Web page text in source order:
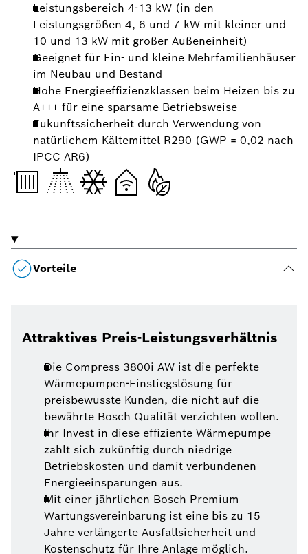
Leistungsbereich 4-13 kW (in den
Leistungsgrößen 4, 6 und 7 kW mit kleiner und
10 und 13 kW mit großer Außeneinheit)
Geeignet für Ein- und kleine Mehrfamilienhäuser
im Neubau und Bestand
Hohe Energieeffizienzklassen beim Heizen bis zu
A+++ für eine sparsame Betriebsweise
Zukunftssicherheit durch Verwendung von
natürlichem Kältemittel R290 (GWP = 0,02 nach
IPCC AR6)
Vorteile
Attraktives Preis-Leistungsverhältnis
Die Compress 3800i AW ist die perfekte
Wärmepumpen-Einstiegslösung für
preisbewusste Kunden, die nicht auf die
bewährte Bosch Qualität verzichten wollen.
Ihr Invest in diese effiziente Wärmepumpe
zahlt sich zukünftig durch niedrige
Betriebskosten und damit verbundenen
Energieeinsparungen aus.
Mit einer jährlichen Bosch Premium
Wartungsvereinbarung ist eine bis zu 15
Jahre verlängerte Ausfallsicherheit und
Kostenschutz für Ihre Anlage möglich.